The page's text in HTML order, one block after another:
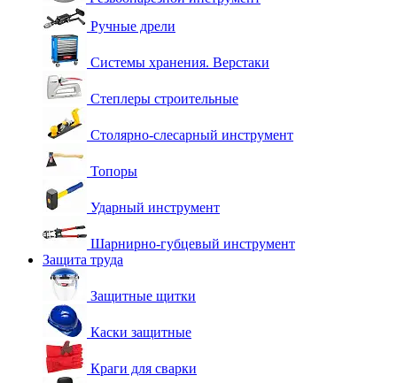
Ручные дрели
Системы хранения. Верстаки
Степлеры строительные
Столярно-слесарный инструмент
Топоры
Ударный инструмент
Шарнирно-губцевый инструмент
Защита труда
Защитные щитки
Каски защитные
Краги для сварки